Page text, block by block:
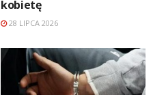
kobietę
28 LIPCA 2026